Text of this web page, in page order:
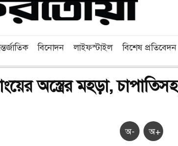
বিনোদন লাইফস্টাইল বিশেষ প্রতিবেদন
অস্ত্রের মহড়া, চাপাতিসহ
অ- অ+